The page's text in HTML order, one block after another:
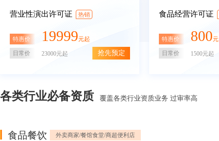
营业性演出许可证 热销
特惠价 19999元起
日常价 23000元起 抢先预定
食品经营许可证
特惠价 800
日常价 1500元起
各类行业必备资质 覆盖各类行业资质业务 过审率高
食品餐饮 外卖商家/餐馆食堂/商超便利店